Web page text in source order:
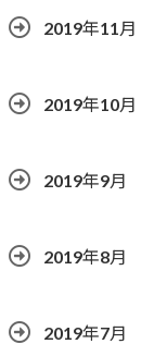
2019年11月
2019年10月
2019年9月
2019年8月
2019年7月